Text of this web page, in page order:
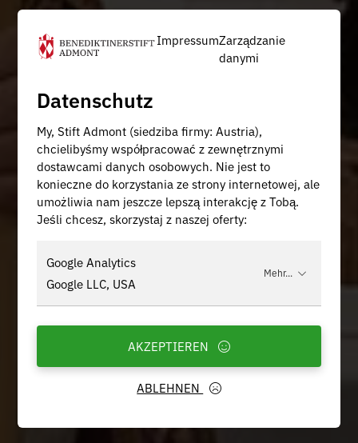
ImpressumZarządzanie
danymi
Datenschutz
My, Stift Admont (siedziba firmy: Austria),
chcielibyśmy współpracować z zewnętrznymi
dostawcami danych osobowych. Nie jest to
konieczne do korzystania ze strony internetowej, ale
umożliwia nam jeszcze lepszą interakcję z Tobą.
Jeśli chcesz, skorzystaj z naszej oferty:
Google Analytics
Google LLC, USA
Mehr...
ABLEHNEN
AKZEPTIEREN